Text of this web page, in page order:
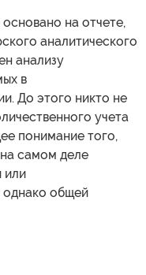
на отчете,
аналитического
анализу
в
До этого никто не
учета
понимание того,
самом деле
или
однако общей